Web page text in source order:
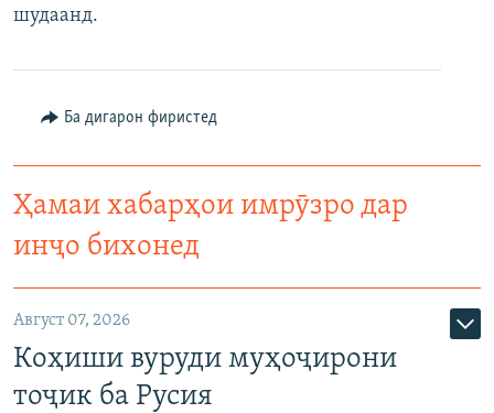
Ҳамаи сомонаҳои RFE/RL
шудаанд.
Ба дигарон фиристед
Ҳамаи хабарҳои имрӯзро дар
инҷо бихонед
Август 07, 2026
Коҳиши вуруди муҳоҷирони
тоҷик ба Русия